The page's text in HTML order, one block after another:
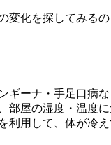
変化を探してみるの
ギーナ・手足口病な
部屋の湿度・温度
利用して、体が冷